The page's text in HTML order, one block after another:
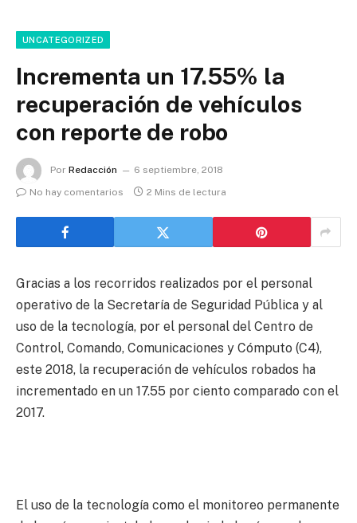
UNCATEGORIZED
Incrementa un 17.55% la
recuperación de vehículos
con reporte de robo
Por Redacción
6 septiembre, 2018
No hay comentarios
2 Mins de lectura
Gracias a los recorridos realizados por el personal
operativo de la Secretaría de Seguridad Pública y al
uso de la tecnología, por el personal del Centro de
Control, Comando, Comunicaciones y Cómputo (C4),
este 2018, la recuperación de vehículos robados ha
incrementado en un 17.55 por ciento comparado con el
2017.
El uso de la tecnología como el monitoreo permanente